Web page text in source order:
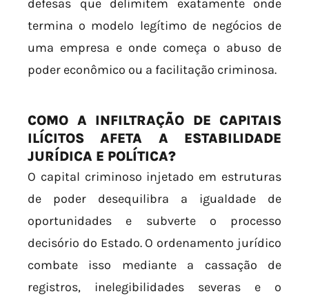
defesas que delimitem exatamente onde
termina o modelo legítimo de negócios de
uma empresa e onde começa o abuso de
poder econômico ou a facilitação criminosa.
COMO A INFILTRAÇÃO DE CAPITAIS
ILÍCITOS AFETA A ESTABILIDADE
JURÍDICA E POLÍTICA?
O capital criminoso injetado em estruturas
de poder desequilibra a igualdade de
oportunidades e subverte o processo
decisório do Estado. O ordenamento jurídico
combate isso mediante a cassação de
registros, inelegibilidades severas e o